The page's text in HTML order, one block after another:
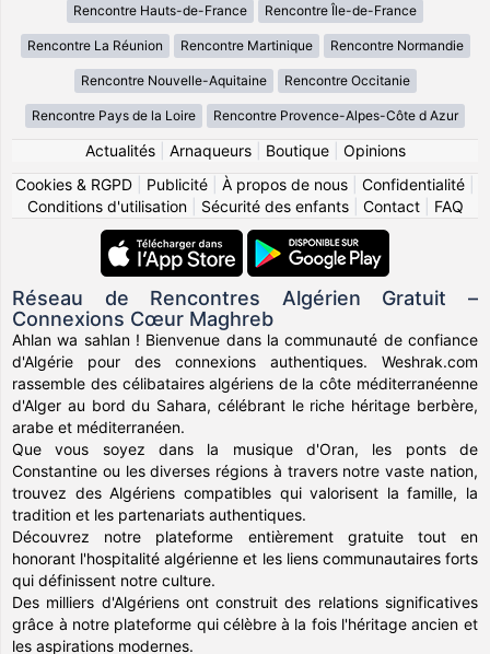
Rencontre Hauts-de-France Rencontre Île-de-France
Rencontre La Réunion Rencontre Martinique Rencontre Normandie
Rencontre Nouvelle-Aquitaine Rencontre Occitanie
Rencontre Pays de la Loire Rencontre Provence-Alpes-Côte d Azur
Actualités| Arnaqueurs| Boutique| Opinions
Cookies & RGPD
Publicité À propos de nous Confidentialité
Conditions d'utilisation| Sécurité des enfants| Contact| FAQ
Réseau de Rencontres Algérien Gratuit –
Connexions Cœur Maghreb
Ahlan wa sahlan ! Bienvenue dans la communauté de confiance
d'Algérie pour des connexions authentiques. Weshrak.com
rassemble des célibataires algériens de la côte méditerranéenne
d'Alger au bord du Sahara, célébrant le riche héritage berbère,
arabe et méditerranéen.
Que vous soyez dans la musique d'Oran, les ponts de
Constantine ou les diverses régions à travers notre vaste nation,
trouvez des Algériens compatibles qui valorisent la famille, la
tradition et les partenariats authentiques.
Découvrez notre plateforme entièrement gratuite tout en
honorant l'hospitalité algérienne et les liens communautaires forts
qui définissent notre culture.
Des milliers d'Algériens ont construit des relations significatives
grâce à notre plateforme qui célèbre à la fois l'héritage ancien et
les aspirations modernes.